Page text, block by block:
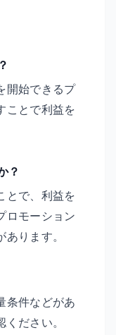
開始できるプ
ことで利益を
？
とで、利益を
ロモーション
ります。
条件などがあ
ださい。